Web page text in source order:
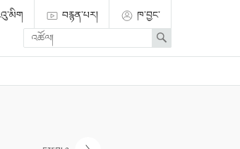
བརྙན་པར།
ཁ་བྱང་
Enter
search
term
Search